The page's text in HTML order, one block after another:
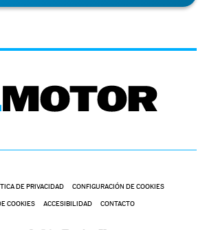
DE PRIVACIDAD CONFIGURACIÓN DE COOKIES
COOKIES ACCESIBILIDAD CONTACTO